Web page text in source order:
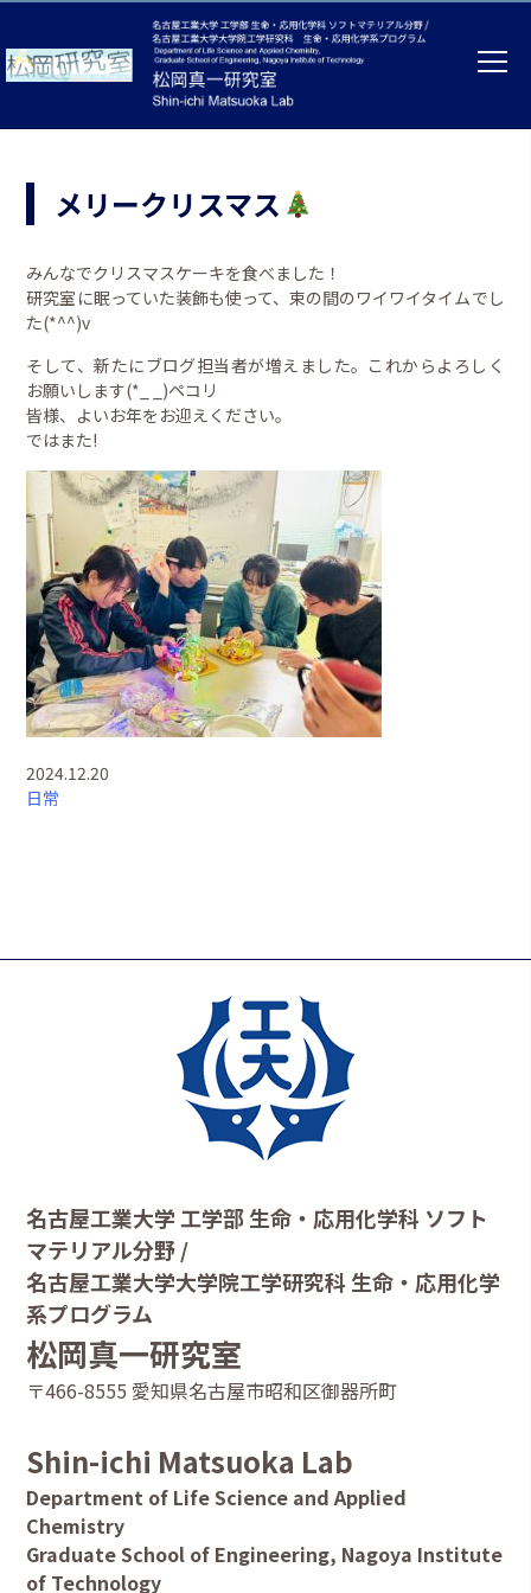
メリークリスマス
みんなでクリスマスケーキを食べました！
研究室に眠っていた装飾も使って、束の間のワイワイタイムでし
た(*^^)v
そして、新たにブログ担当者が増えました。これからよろしく
お願いします(*_ _)ペコリ
皆様、よいお年をお迎えください。
ではまた!
2024.12.20
日常
名古屋工業大学 工学部 生命・応用化学科 ソフト
マテリアル分野 /
名古屋工業大学大学院工学研究科 生命・応用化学
系プログラム
松岡真一研究室
〒466-8555 愛知県名古屋市昭和区御器所町
Shin-ichi Matsuoka Lab
Department of Life Science and Applied
Chemistry
Graduate School of Engineering, Nagoya Institute
of Technology